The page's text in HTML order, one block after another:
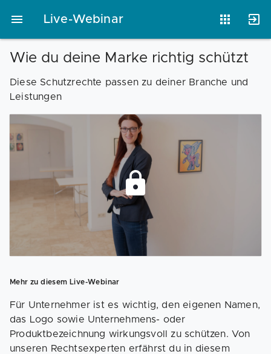
Live-Webinar
Vorlagen Neukunden Unternehmen
Webinare
Club
Wie du deine Marke richtig schützt
Diese Schutzrechte passen zu deiner Branche und
Leistungen
Mehr zu diesem Live-Webinar
Für Unternehmer ist es wichtig, den eigenen Namen,
das Logo sowie Unternehmens- oder
Produktbezeichnung wirkungsvoll zu schützen. Von
unseren Rechtsexperten erfährst du in diesem